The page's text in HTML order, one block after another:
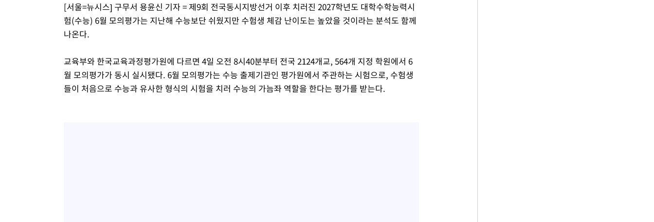
[서울=뉴시스] 구무서 용윤신 기자 = 제9회 전국동시지방선거 이후 치러진 2027학년도 대학수학능력시
험(수능) 6월 모의평가는 지난해 수능보단 쉬웠지만 수험생 체감 난이도는 높았을 것이라는 분석도 함께
나온다.
교육부와 한국교육과정평가원에 다르면 4일 오전 8시40분부터 전국 2124개교, 564개 지정 학원에서 6
월 모의평가가 동시 실시됐다. 6월 모의평가는 수능 출제기관인 평가원에서 주관하는 시험으로, 수험생
들이 처음으로 수능과 유사한 형식의 시험을 치러 수능의 가늠좌 역할을 한다는 평가를 받는다.